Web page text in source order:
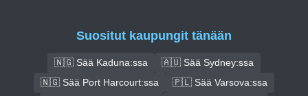
Suositut kaupungit tänään
🇳🇬 Sää Kaduna:ssa
🇦🇺 Sää Sydney:ssa
🇳🇬 Sää Port Harcourt:ssa
🇵🇱 Sää Varsova:ssa